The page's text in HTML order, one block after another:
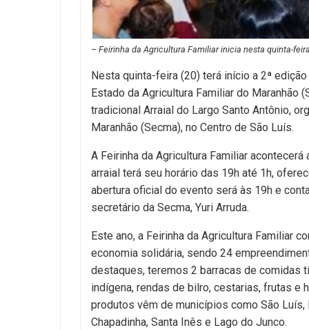
– Feirinha da Agricultura Familiar inicia nesta quinta-
Nesta quinta-feira (20) terá início a 2ª
Estado da Agricultura Familiar do Maranhão
tradicional Arraial do Largo Santo Antônio,
Maranhão (Secma), no Centro de São Luís.
A Feirinha da Agricultura Familiar
arraial terá seu horário das 19h até 1h,
abertura oficial do evento será às 19h e
secretário da Secma, Yuri Arruda.
Este ano, a Feirinha da Agricultura Familiar
economia solidária, sendo 24
destaques, teremos 2 barracas de comidas
indígena, rendas de bilro, cestarias, frutas
produtos vêm de municípios como São Luís,
Chapadinha, Santa Inês e Lago do Junco.